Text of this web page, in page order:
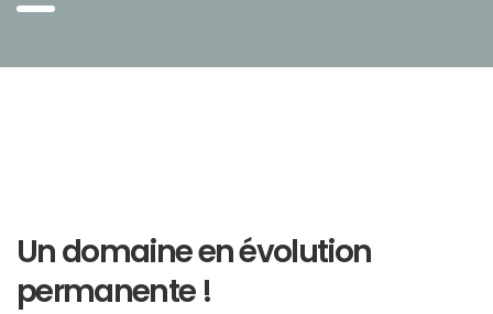
Un domaine en évolution
permanente !